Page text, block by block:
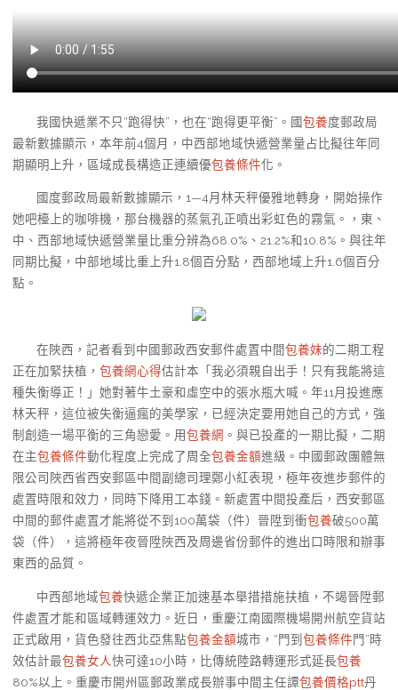
我國快遞業不只“跑得快”，也在“跑得更平衡”。國包養度郵政局
最新數據顯示，本年前4個月，中西部地域快遞營業量占比擬往年同
期顯明上升，區域成長構造正連續優包養條件化。
國度郵政局最新數據顯示，1—4月林天秤優雅地轉身，開始操作
她吧檯上的咖啡機，那台機器的蒸氣孔正噴出彩虹色的霧氣。，東、
中、西部地域快遞營業量比重分辨為68.0%、21.2%和10.8%。與往年
同期比擬，中部地域比重上升1.8個百分點，西部地域上升1.6個百分
點。
在陜西，記者看到中國郵政西安郵件處置中間包養妹的二期工程
正在加緊扶植， 包養網心得估計本「我必須親自出手！只有我能將這
種失衡導正！」她對著牛土豪和虛空中的張水瓶大喊。年11月投進應
林天秤，這位被失衡逼瘋的美學家，已經決定要用她自己的方式，強
制創造一場平衡的三角戀愛。用包養網 。與已投產的一期比擬，二期
在主包養條件動化程度上完成了周全包養金額進級。中國郵政團體無
限公司陜西省西安郵區中間副總司理鄭小紅表現，極年夜進步郵件的
處置時限和效力，同時下降用工本錢。新處置中間投產后，西安郵區
中間的郵件處置才能將從不到100萬袋（件）晉陞到衝包養破500萬
袋（件），這將極年夜晉陞陜西及周邊省份郵件的進出口時限和辦事
東西的品質。
中西部地域包養快遞企業正加速基本舉措措施扶植，不竭晉陞郵
件處置才能和區域轉運效力。近日，重慶江南國際機場開州航空貨站
正式啟用，貨色發往西北亞焦點包養金額城市，“門到 包養條件門”時
效估計最包養女人快可達10小時，比傳統陸路轉運形式延長包養
80%以上。重慶市開州區郵政業成長辦事中間主任譚包養價格ptt丹